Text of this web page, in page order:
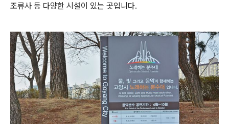
조류사 등 다양한 시설이 있는 곳입니다.